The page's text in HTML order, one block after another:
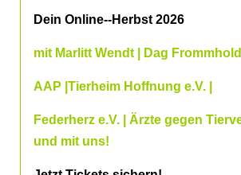
Dein Online--Herbst 2026
mit Marlitt Wendt | Dag Frommhold |
AAP |Tierheim Hoffnung e.V. |
Federherz e.V. | Ärzte gegen
und mit uns!